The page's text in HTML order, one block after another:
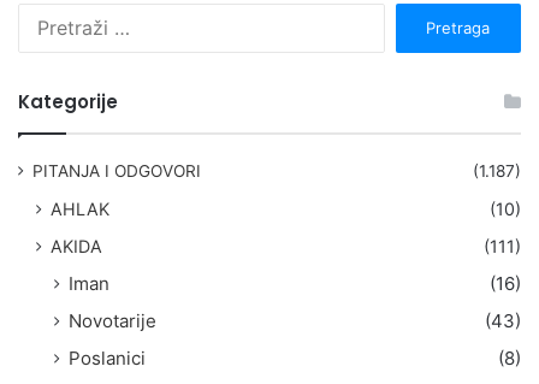
Kategorije
PITANJA I ODGOVORI (1.187)
AHLAK
(10)
AKIDA
(111)
Iman
(16)
Novotarije
(43)
Poslanici
(8)